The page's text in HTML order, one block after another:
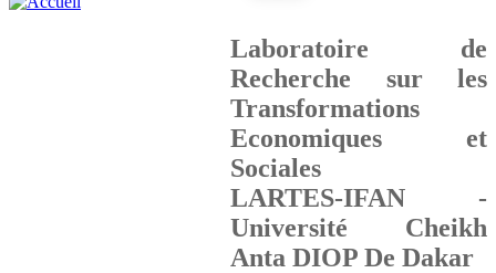
Laboratoire de
Recherche sur les
Transformations
Economiques et
Sociales
LARTES-IFAN -
Université Cheikh
Anta DIOP De Dakar